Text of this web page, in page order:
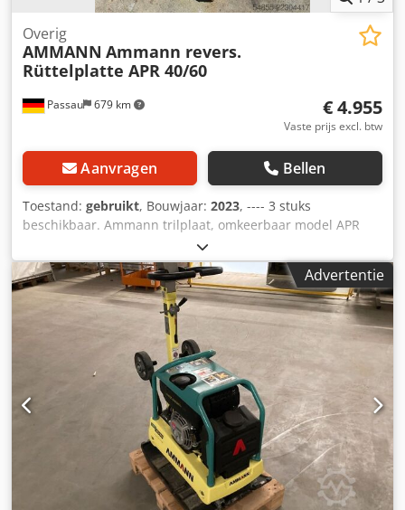
Passau 679 km
Overig
AMMANN Ammann revers.
Rüttelplatte APR 40/60
€ 4.955
Vaste prijs excl. btw
Aanvragen Bellen
Toestand: gebruikt, Bouwjaar: 2023, ---- 3 stuks
beschikbaar. Ammann trilplaat, omkeerbaar model APR
40/60 Artikelnummer: 100563147 Bouwjaar: 2023 Ammann
trilplaat, omkeerbaar model APR 40/60 Artikelnummer:
100563148 Bouwjaar: 2023 Cjdpfx Ajzkzzbobuorf
Specificaties: Motor: Hatz / diesel Gewicht machine: 284 kg
Verdichtingsbreedte: 600 mm
Advertentie